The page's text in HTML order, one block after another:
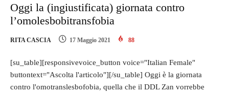
Oggi la (ingiustificata) giornata contro
l’omolesbobitransfobia
RITA CASCIA 17 Maggio 2021 88
[su_table][responsivevoice_button voice="Italian Female"
buttontext="Ascolta l'articolo"][/su_table] Oggi è la giornata
contro l'omotranslesbofobia, quella che il DDL Zan vorrebbe